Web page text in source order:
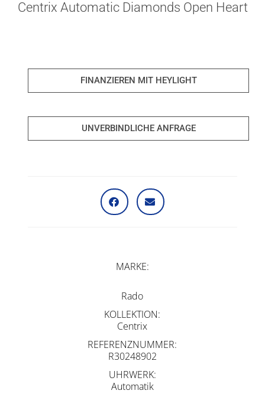
Centrix Automatic Diamonds Open Heart
FINANZIEREN MIT HEYLIGHT
UNVERBINDLICHE ANFRAGE
MARKE
Rado
KOLLEKTION
Centrix
REFERENZNUMMER
R30248902
UHRWERK
Automatik